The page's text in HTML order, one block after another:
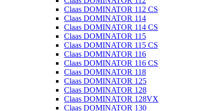
Claas DOMINATOR 112 CS
Claas DOMINATOR 114
Claas DOMINATOR 114 CS
Claas DOMINATOR 115
Claas DOMINATOR 115 CS
Claas DOMINATOR 116
Claas DOMINATOR 116 CS
Claas DOMINATOR 118
Claas DOMINATOR 125
Claas DOMINATOR 128
Claas DOMINATOR 128VX
Claas DOMINATOR 130